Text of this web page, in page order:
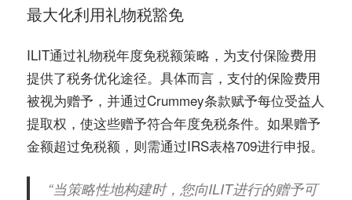
最大化利用礼物税豁免
ILIT通过礼物税年度免税额策略，为支付保险费用
提供了税务优化途径。具体而言，支付的保险费用
被视为赠予，并通过Crummey条款赋予每位受益人
提取权，使这些赠予符合年度免税条件。如果赠予
金额超过免税额，则需通过IRS表格709进行申报。
“当策略性地构建时，您向ILIT进行的赠予可